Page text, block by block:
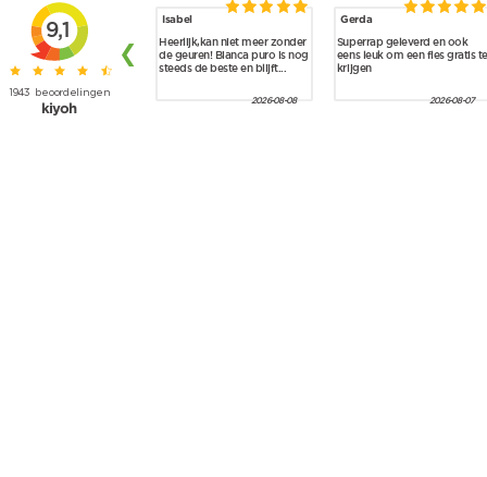
Skip to main content
9,1
1943 beoordelingen
kiyoh
❮
Isabel
Heerlijk,kan niet meer zonder
de geuren! Bianca puro is nog
steeds de beste en blijft...
2026-08-08
Gerda
Superrap geleverd en ook
eens leuk om een fles gratis te
krijgen
2026-08-07